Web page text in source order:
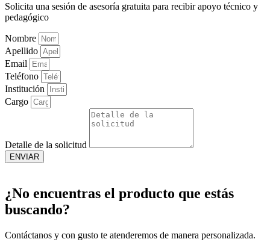
Solicita una sesión de asesoría gratuita para recibir apoyo técnico y
pedagógico
Nombre
Apellido
Email
Teléfono
Institución
Cargo
Detalle de la solicitud
ENVIAR
¿No encuentras el producto que estás
buscando?
Contáctanos y con gusto te atenderemos de manera personalizada.